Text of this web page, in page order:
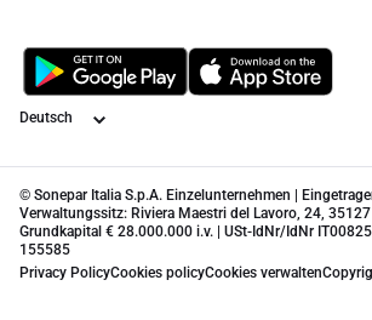
Sprache
© Sonepar Italia S.p.A. Einzelunternehmen |
Verwaltungssitz: Riviera Maestri del Lavoro, 24, 35127
Grundkapital € 28.000.000 i.v. | USt-IdNr/IdNr
155585
Privacy PolicyCookies policyCookies verwalten